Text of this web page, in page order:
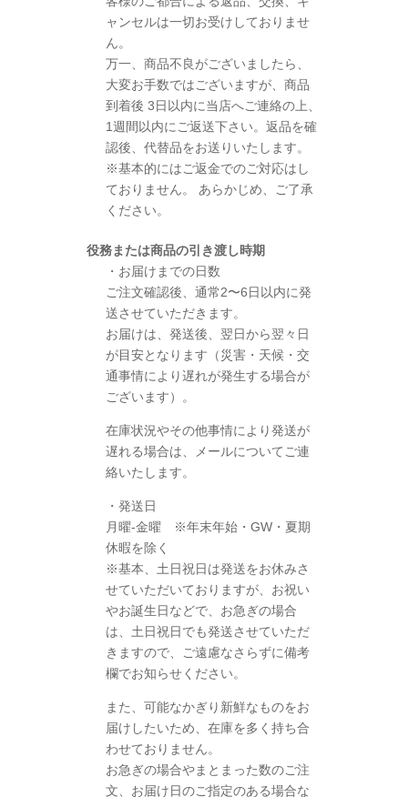
ャンセルは一切お受けしておりませ
ん。
万一、商品不良がございましたら、
大変お手数ではございますが、商品
到着後 3日以内に当店へご連絡の上、
1週間以内にご返送下さい。返品を確
認後、代替品をお送りいたします。
※基本的にはご返金でのご対応はし
ておりません。 あらかじめ、ご了承
ください。
役務または商品の引き渡し時期
・お届けまでの日数
ご注文確認後、通常2〜6日以内に発
送させていただきます。
お届けは、発送後、翌日から翌々日
が目安となります（災害・天候・交
通事情により遅れが発生する場合が
ございます）。
在庫状況やその他事情により発送が
遅れる場合は、メールについてご連
絡いたします。
​・発送日
月曜-金曜 ※年末年始・GW・夏期
休暇を除く
※基本、土日祝日は発送をお休みさ
せていただいておりますが、お祝い
やお誕生日などで、お急ぎの場合
は、土日祝日でも発送させていただ
きますので、ご遠慮なさらずに備考
欄でお知らせください。
​​また、可能なかぎり新鮮なものをお
届けしたいため、在庫を多く持ち合
わせておりません。
お急ぎの場合やまとまった数のご注
文、お届け日のご指定のある場合な